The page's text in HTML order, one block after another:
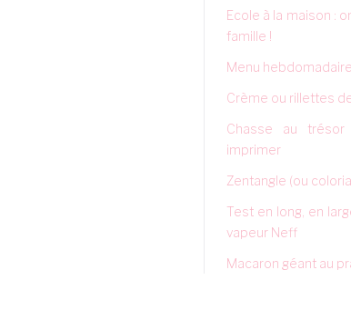
Ecole à la maison :
famille !
Menu
Crème ou rillettes
Chasse au
imprimer
Zentangle (ou
Test en long, en
vapeur Neff
Macaron géant au